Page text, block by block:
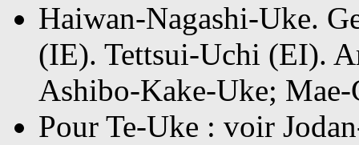
Haiwan-Nagashi-Uke.
(IE). Tettsui-Uchi (EI).
Ashibo-Kake-Uke;
Pour Te-Uke : voir